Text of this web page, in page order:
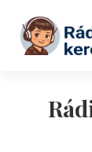
Tovább a